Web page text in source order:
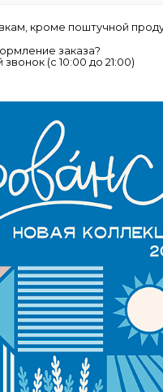
кроме поштучной
заказа?
(c 10:00 до 21:00)